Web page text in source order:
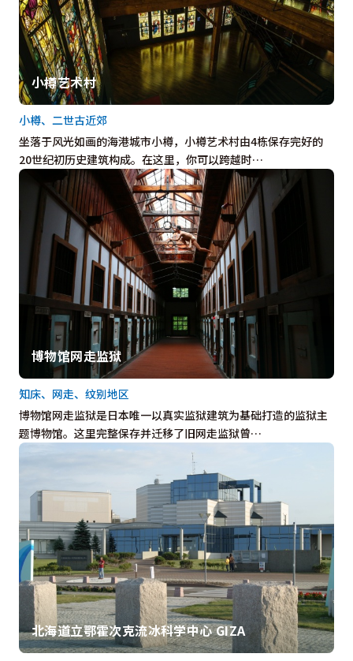
小樽艺术村
坐落于风光如画的海港城市小樽，小樽艺术村由4栋保存完好的
20世纪初历史建筑构成。在这里，你可以跨越时…
小樽、二世古近郊
博物馆网走监狱
博物馆网走监狱是日本唯一以真实监狱建筑为基础打造的监狱主
题博物馆。这里完整保存并迁移了旧网走监狱曾…
知床、网走、纹别地区
北海道立鄂霍次克流冰科学中心 GIZA